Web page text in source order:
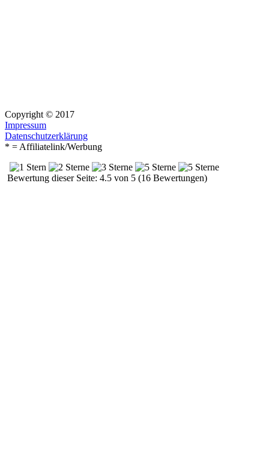
Copyright © 2017
Impressum
Datenschutzerklärung
* = Affiliatelink/Werbung
Bewertung dieser Seite: 4.5 von 5 (16 Bewertungen)